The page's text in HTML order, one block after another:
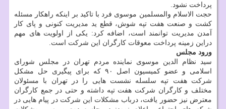
پرداخت نشود.
حجت الاسلام والمسلمین موسوی فرد با تاکید بر اینکه راهکار مسئله
کشت و صنعت هفت تپه شوش، قطع ید مدیریت کنونی و پای کار
آمدن مدیریت توانمند است، اضافه کرد: یکی از اولویت های مهم
دراین زمینه پرداخت معوقات کارگران این شرکت است.
ورود مجلس
سید نظام الدین موسوی نماینده مردم تهران در مجلس شورای
اسلامی و عضو کمیسیون اصل ۹۰ که برای پیگیری حل مشکل
شرکت هفت تپه سلسله نشست هایی را در تهران با مسئولان
مختلف و کارگران شرکت هفت تپه داشته و حتی در جمع کارگران
معترض نیز حضور یافت، درباب مشکلات این شرکت در پیام هایی در